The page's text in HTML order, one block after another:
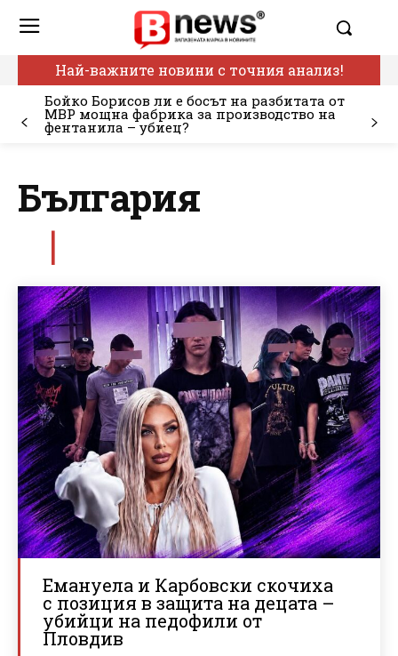
Най-важните новини с точния анализ!
Бойко Борисов ли е босът на разбитата от
МВР мощна фабрика за производство на
фентанила – убиец?
България
Емануела и Карбовски скочиха
с позиция в защита на децата –
убийци на педофили от
Пловдив